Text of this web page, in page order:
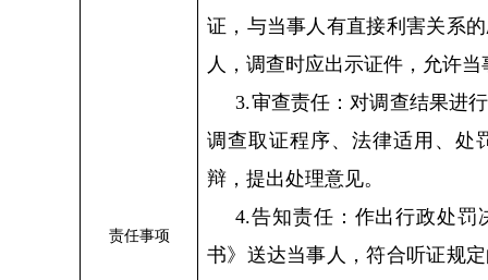
责任事项
证，与当事人有直接利害关系
人，调查时应出示证件，允许
3.审查责任：对调查结果进
调查取证程序、法律适用、处
辩，提出处理意见。
4.告知责任：作出行政处罚
书》送达当事人，符合听证规